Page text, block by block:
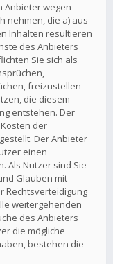
Anbieter wegen
nehmen, die a) aus
Inhalten resultieren
des Anbieters
Sie sich als
freizustellen
die diesem
entstehen. Der
der
Der Anbieter
einen
Als Nutzer sind Sie
Glauben mit
Rechtsverteidigung
weitergehenden
des Anbieters
die mögliche
bestehen die